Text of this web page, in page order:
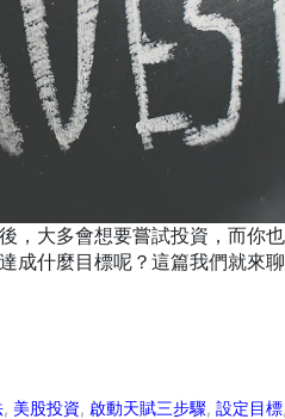
，大多會想要嘗試投資，而你
成什麼目標呢？這篇我們就來
, 美股投資, 啟動天賦三步驟, 設定目標